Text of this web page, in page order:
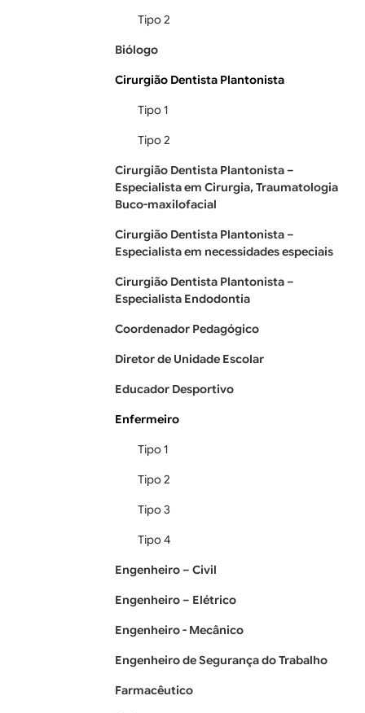
Tipo 2
Biólogo
Cirurgião Dentista Plantonista
Tipo 1
Tipo 2
Cirurgião Dentista Plantonista –
Especialista em Cirurgia, Traumatologia
Buco-maxilofacial
Cirurgião Dentista Plantonista –
Especialista em necessidades especiais
Cirurgião Dentista Plantonista –
Especialista Endodontia
Coordenador Pedagógico
Diretor de Unidade Escolar
Educador Desportivo
Enfermeiro
Tipo 1
Tipo 2
Tipo 3
Tipo 4
Engenheiro – Civil
Engenheiro – Elétrico
Engenheiro - Mecânico
Engenheiro de Segurança do Trabalho
Farmacêutico